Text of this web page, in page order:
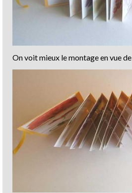
On voit mieux le montage en vue de